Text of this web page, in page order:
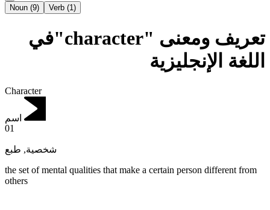
Noun (9) Verb (1)
تعريف ومعنى "character"في
اللغة الإنجليزية
Character
اسم
01
شخصية, طبع
the set of mental qualities that make a certain person different from
others